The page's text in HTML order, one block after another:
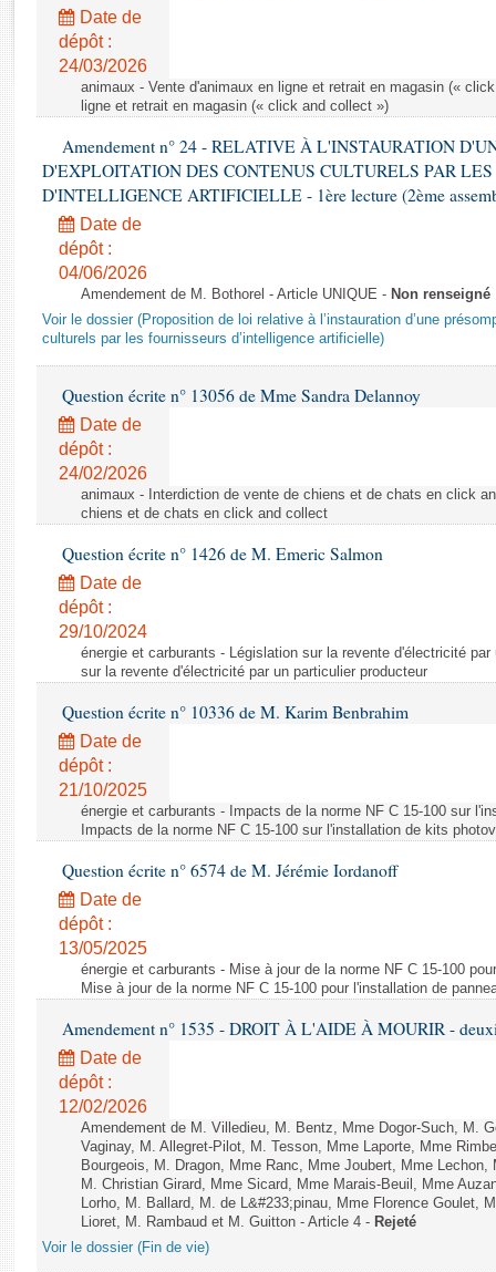
Rapports législatifs
Rapports sur l'application des lois
Baromètre de l’application des lois
Dossiers législatifs
Budget et sécurité sociale
Questions écrites et orales
Comptes rendus des débats
Date de
dépôt :
24/03/2026
animaux - Vente d'animaux en ligne et retrait en magasin («
ligne et retrait en magasin (« click and collect »)
Amendement n° 24 - RELATIVE À L'INSTAURATION
D'EXPLOITATION DES CONTENUS CULTURELS PAR LES
D'INTELLIGENCE ARTIFICIELLE - 1ère lecture (2ème
Date de
dépôt :
04/06/2026
Amendement de M. Bothorel - Article UNIQUE - Non renseigné
Voir le dossier (Proposition de loi relative à l’instauration d’une
culturels par les fournisseurs d’intelligence artificielle)
Question écrite n° 13056 de Mme Sandra Delannoy
Date de
dépôt :
24/02/2026
animaux - Interdiction de vente de chiens et de chats en click
chiens et de chats en click and collect
Question écrite n° 1426 de M. Emeric Salmon
Date de
dépôt :
29/10/2024
énergie et carburants - Législation sur la revente d'électricité
sur la revente d'électricité par un particulier producteur
Question écrite n° 10336 de M. Karim Benbrahim
Date de
dépôt :
21/10/2025
énergie et carburants - Impacts de la norme NF C 15-100 sur
Impacts de la norme NF C 15-100 sur l'installation de kits
Question écrite n° 6574 de M. Jérémie Iordanoff
Date de
dépôt :
13/05/2025
énergie et carburants - Mise à jour de la norme NF C 15-100
Mise à jour de la norme NF C 15-100 pour l'installation de
Amendement n° 1535 - DROIT À L'AIDE À MOURIR -
Date de
dépôt :
12/02/2026
Amendement de M. Villedieu, M. Bentz, Mme Dogor-Such, M.
Vaginay, M. Allegret-Pilot, M. Tesson, Mme Laporte, Mme
Bourgeois, M. Dragon, Mme Ranc, Mme Joubert, Mme
M. Christian Girard, Mme Sicard, Mme Marais-Beuil, Mme
Lorho, M. Ballard, M. de L&#233;pinau, Mme Florence Goulet,
Lioret, M. Rambaud et M. Guitton - Article 4 - Rejeté
Voir le dossier (Fin de vie)